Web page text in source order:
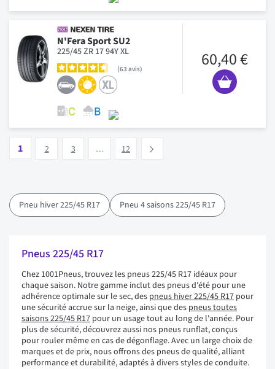
N'Fera Sport SU2
225/45 ZR 17 94Y XL
63 avis 60,40 €
Vous lisez actuellement la page
1 2 3 … 12
Pneu hiver 225/45 R17 Pneu 4 saisons 225/45 R17
Pneus 225/45 R17
Chez 1001Pneus, trouvez les pneus 225/45 R17 idéaux pour
chaque saison. Notre gamme inclut des pneus d'été pour une
adhérence optimale sur le sec, des pneus hiver 225/45 R17 pour
une sécurité accrue sur la neige, ainsi que des pneus toutes
saisons 225/45 R17 pour un usage tout au long de l'année. Pour
plus de sécurité, découvrez aussi nos pneus runflat, conçus
pour rouler même en cas de dégonflage. Avec un large choix de
marques et de prix, nous offrons des pneus de qualité, alliant
performance et durabilité, adaptés à divers styles de conduite.